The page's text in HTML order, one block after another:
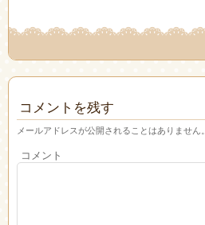
コメントを残す
メールアドレスが公開されることはありません。
コメント